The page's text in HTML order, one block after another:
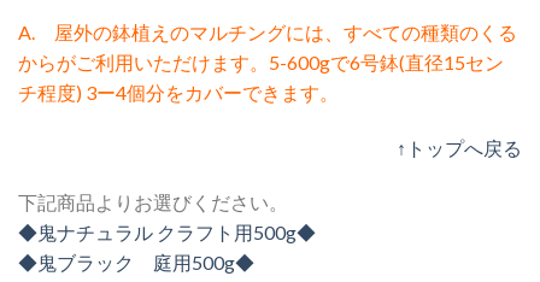
A. 屋外の鉢植えのマルチングには、すべての種類のくる
からがご利用いただけます。5-600gで6号鉢(直径15セン
チ程度) 3ー4個分をカバーできます。
↑トップへ戻る
下記商品よりお選びください。
◆鬼ナチュラル クラフト用500g◆
◆鬼ブラック 庭用500g◆